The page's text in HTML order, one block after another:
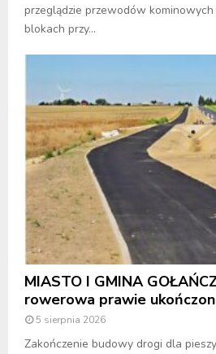
przeglądzie przewodów
blokach przy...
MIASTO I GMINA
rowerowa prawie
5 sierpnia 2026
Zakończenie budowy drogi dla